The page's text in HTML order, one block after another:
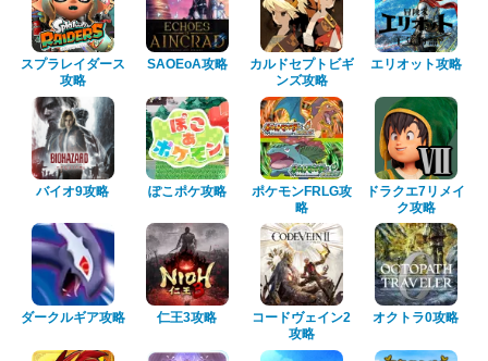
スプラレイダース
攻略
SAOEoA攻略
カルドセプトビギ
ンズ攻略
エリオット攻略
バイオ9攻略 ぽこポケ攻略
ポケモンFRLG攻
略
ドラクエ7リメイ
ク攻略
ダークルギア攻略 仁王3攻略
コードヴェイン2
攻略
オクトラ0攻略